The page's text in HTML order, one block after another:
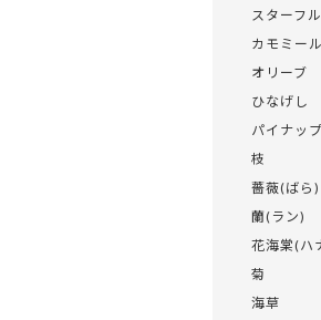
スターフ
カモミール
オリーブ
ひなげし
パイナッ
枝
薔薇(ばら)
蘭(ラン)
花海棠(ハ
菊
海草